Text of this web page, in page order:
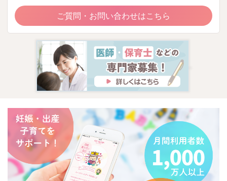
ご質問・お問い合わせはこちら